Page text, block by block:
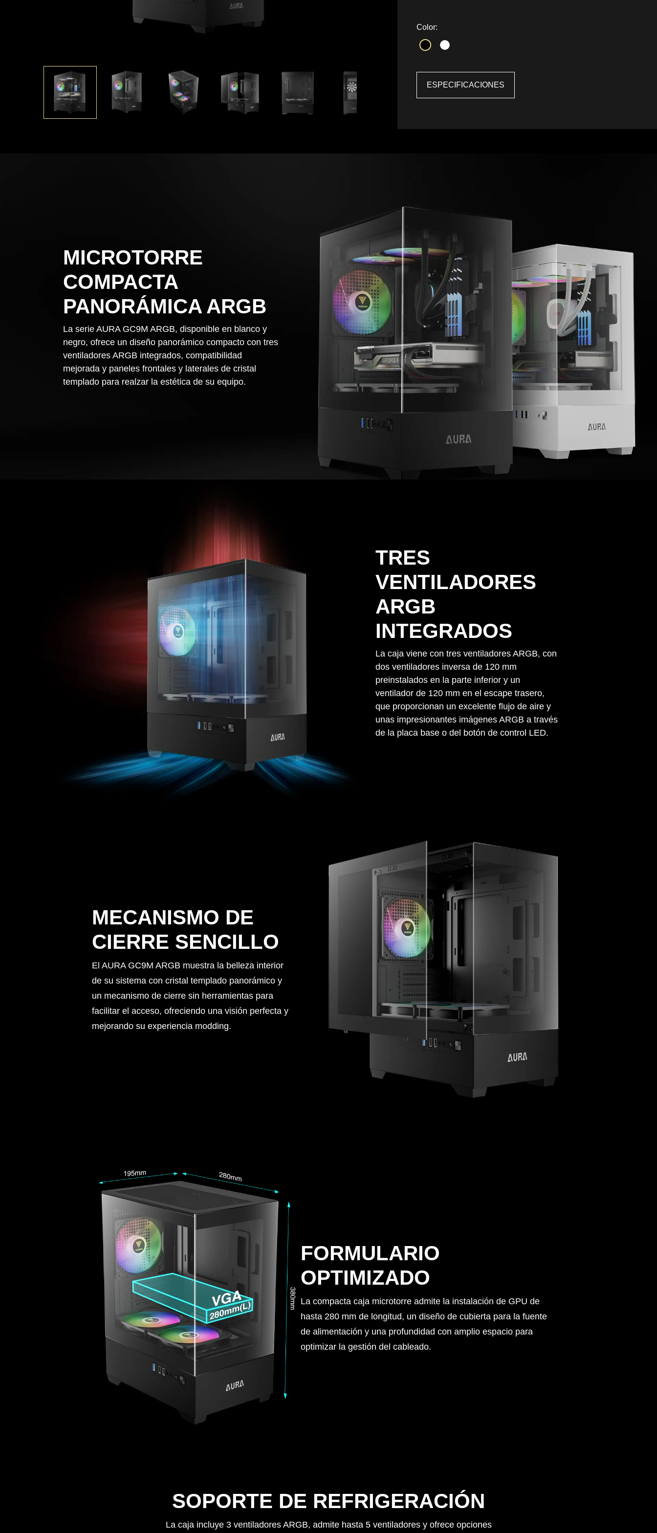
Color:
ESPECIFICACIONES
MICROTORRE
COMPACTA
PANORÁMICA ARGB
La serie AURA GC9M ARGB, disponible en blanco y
negro, ofrece un diseño panorámico compacto con tres
ventiladores ARGB integrados, compatibilidad
mejorada y paneles frontales y laterales de cristal
templado para realzar la estética de su equipo.
TRES
VENTILADORES
ARGB
INTEGRADOS
La caja viene con tres ventiladores ARGB, con
dos ventiladores inversa de 120 mm
preinstalados en la parte inferior y un
ventilador de 120 mm en el escape trasero,
que proporcionan un excelente flujo de aire y
unas impresionantes imágenes ARGB a través
de la placa base o del botón de control LED.
MECANISMO DE
CIERRE SENCILLO
El AURA GC9M ARGB muestra la belleza interior
de su sistema con cristal templado panorámico y
un mecanismo de cierre sin herramientas para
facilitar el acceso, ofreciendo una visión perfecta y
mejorando su experiencia modding.
FORMULARIO
OPTIMIZADO
La compacta caja microtorre admite la instalación de GPU de
hasta 280 mm de longitud, un diseño de cubierta para la fuente
de alimentación y una profundidad con amplio espacio para
optimizar la gestión del cableado.
SOPORTE DE REFRIGERACIÓN
La caja incluye 3 ventiladores ARGB, admite hasta 5 ventiladores y ofrece opciones